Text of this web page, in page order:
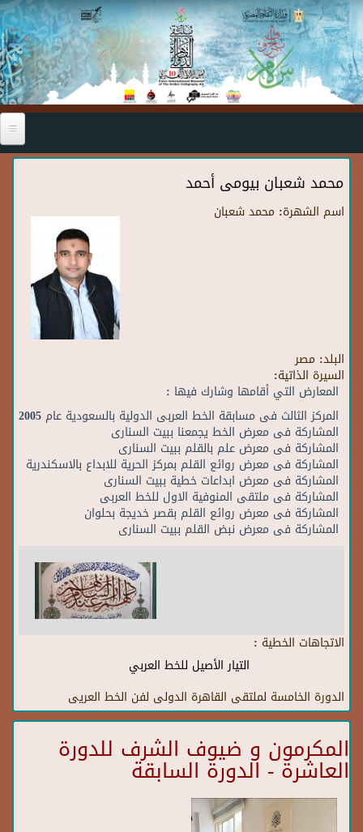
Skip to main content
محمد شعبان بيومى أحمد
اسم الشهرة: محمد شعبان
البلد: مصر
السيرة الذاتية:
المعارض التي أقامها وشارك فيها :
المركز الثالث فى مسابقة الخط العربى الدولية بالسعودية عام 2005
المشاركة فى معرض الخط يجمعنا ببيت السنارى
المشاركة فى معرض علم بالقلم ببيت السنارى
المشاركة فى معرض روائع القلم بمركز الحرية للابداع بالاسكندرية
المشاركة فى معرض ابداعات خطية ببيت السنارى
المشاركة فى ملتقى المنوفية الاول للخط العربى
المشاركة فى معرض روائع القلم بقصر خديجة بحلوان
المشاركة فى معرض نبض القلم ببيت السنارى
الاتجاهات الخطية :
التيار الأصيل للخط العربي
الدورة الخامسة لملتقى القاهرة الدولى لفن الخط العريى
المكرمون و ضيوف الشرف للدورة
العاشرة - الدورة السابقة